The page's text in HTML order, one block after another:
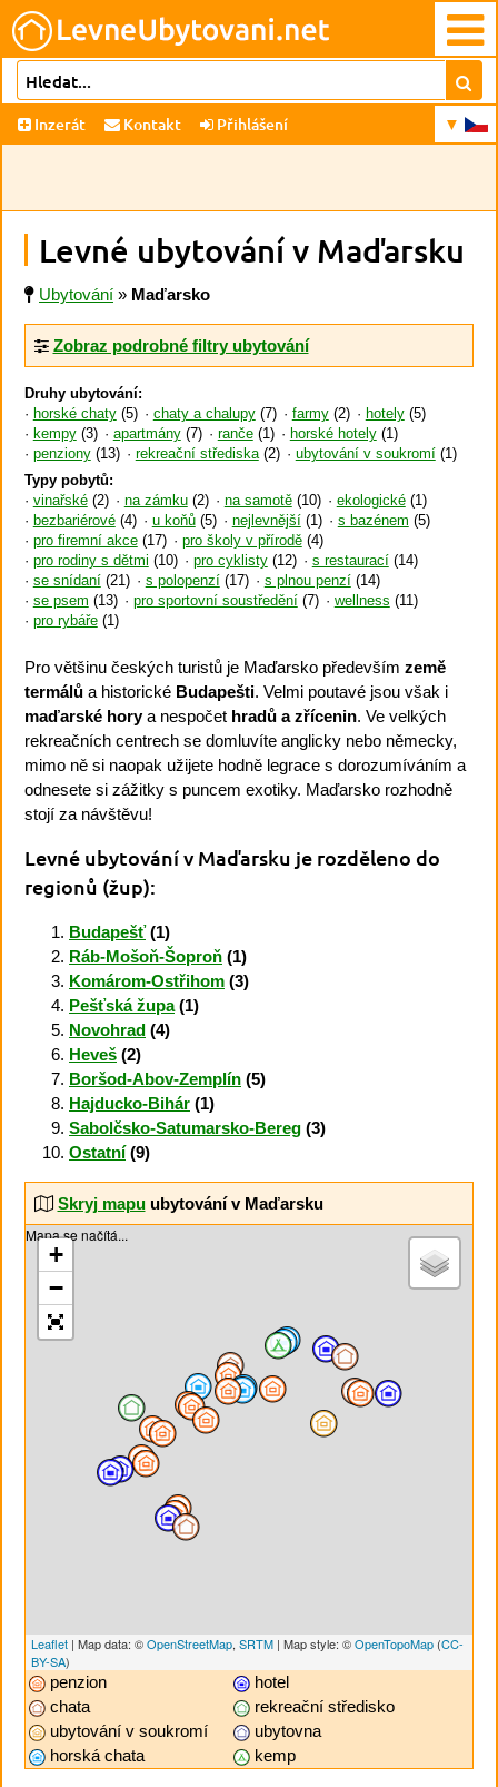
Inzerát Kontakt Přihlášení
Levné ubytování v Maďarsku
Ubytování » Maďarsko
Zobraz podrobné filtry ubytování
Druhy ubytování:
horské chaty(5) chaty a chalupy(7) farmy(2) hotely(5)
kempy(3) apartmány(7) ranče(1) horské hotely(1)
penziony(13) rekreační střediska(2) ubytování v soukromí (1)
Typy pobytů:
vinařské(2) na zámku(2) na samotě(10) ekologické(1)
bezbariérové(4) u koňů(5) nejlevnější (1) s bazénem (5)
pro firemní akce(17) pro školy v přírodě(4)
pro rodiny s dětmi (10) pro cyklisty(12) s restaurací (14)
se snídaní (21) s polopenzí (17) s plnou penzí (14)
se psem (13) pro sportovní soustředění (7) wellness (11)
pro rybáře(1)
Pro většinu českých turistů je Maďarsko především země
termálů a historické Budapešti. Velmi poutavé jsou však i
maďarské horya nespočet hradů a zřícenin. Ve velkých
rekreačních centrech se domluvíte anglicky nebo německy,
mimo ně si naopak užijete hodně legrace s dorozumíváním a
odnesete si zážitky s puncem exotiky. Maďarsko rozhodně
stojí za návštěvu!
Levné ubytování v Maďarsku je rozděleno do
regionů (žup):
Budapešť(1)
Ráb-Mošoň-Šoproň (1)
Komárom-Ostřihom (3)
Pešťská župa(1)
Novohrad (4)
Heveš (2)
Boršod-Abov-Zemplín (5)
Hajducko-Bihár (1)
Sabolčsko-Satumarsko-Bereg (3)
Ostatní(9)
Skryj mapuubytování v Maďarsku
Mapa se načítá...
+
−
Leaflet | Map data: ©OpenStreetMap, SRTM | Map style: ©OpenTopoMap (CC-
BY-SA)
penzion
hotel
chata
rekreační středisko
ubytování v soukromí
ubytovna
horská chata
kemp